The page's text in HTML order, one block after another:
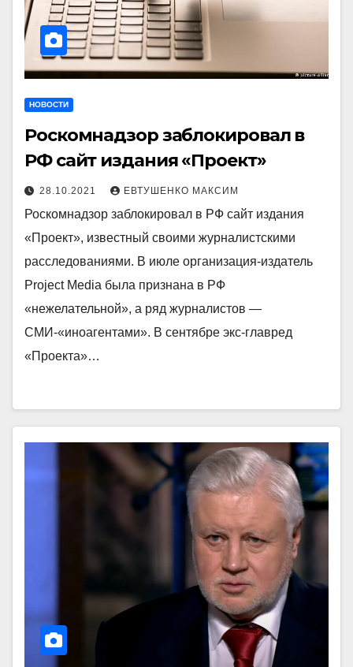
НОВОСТИ
Роскомнадзор заблокировал в
РФ сайт издания «Проект»
28.10.2021 ЕВТУШЕНКО МАКСИМ
Роскомнадзор заблокировал в РФ сайт издания
«Проект», известный своими журналистскими
расследованиями. В июле организация-издатель
Project Media была признана в РФ
«нежелательной», а ряд журналистов —
СМИ-«иноагентами». В сентябре экс-главред
«Проекта»…